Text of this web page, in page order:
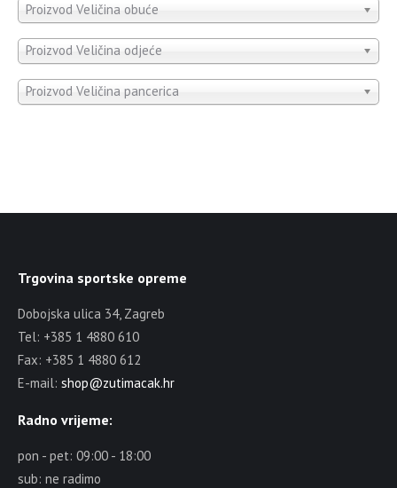
Proizvod Veličina obuće
Proizvod Veličina odjeće
Proizvod Veličina pancerica
Trgovina sportske opreme
Dobojska ulica 34, Zagreb
Tel: +385 1 4880 610
Fax: +385 1 4880 612
E-mail: shop@zutimacak.hr
Radno vrijeme:
pon - pet: 09:00 - 18:00
sub: ne radimo